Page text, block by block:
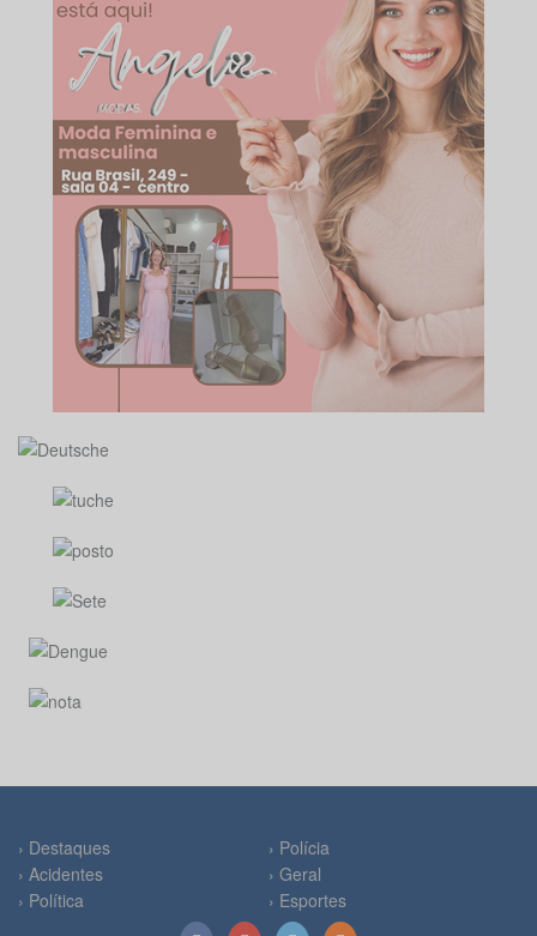
› Destaques
› Acidentes
› Política
› Polícia
› Geral
› Esportes